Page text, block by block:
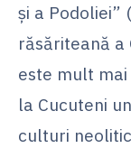
şi a Podoliei”
răsăriteană a
este mult
la Cucuteni
culturi